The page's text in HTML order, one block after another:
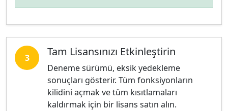
3 Tam Lisansınızı Etkinleştirin
Deneme sürümü, eksik yedekleme
sonuçları gösterir. Tüm fonksiyonların
kilidini açmak ve tüm kısıtlamaları
kaldırmak için bir lisans satın alın.